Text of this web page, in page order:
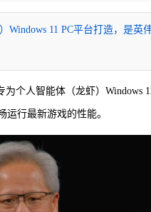
11 PC平台打造，是英伟
个人智能体（龙虾）Windows
行最新游戏的性能。